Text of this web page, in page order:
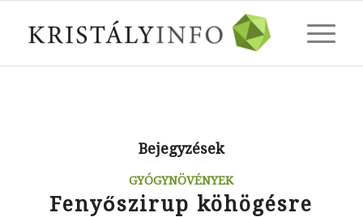
Bejegyzések
GYÓGYNÖVÉNYEK
Fenyőszirup köhögésre